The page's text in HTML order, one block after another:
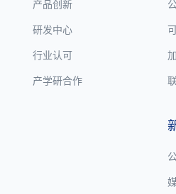
产品创新
研发中心
行业认可
产学研合作